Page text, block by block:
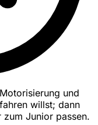
und
willst; dann
zum Junior passen.